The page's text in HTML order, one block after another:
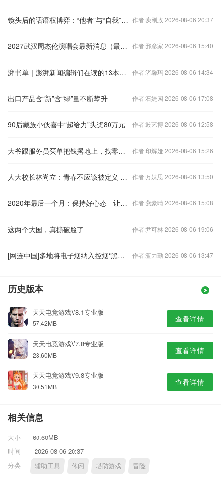
镜头后的话语权博弈：“他者”与“自我”视阈下的中国 作者:庾刚政 2026-08-06 20:37
2027武汉周杰伦演唱会最新消息（最新进度+演出时间+演出场馆） 作者:邢彦家 2026-08-06 15:40
湃书单｜澎湃新闻编辑们在读的13本书：我们给自己讲故事 作者:诸馨玛 2026-08-06 14:34
出口产品含“新”含“绿”量不断攀升 作者:石婕园 2026-08-06 17:08
90后藏族小伙喜中“超给力”头奖80万元 作者:殷艺博 2026-08-06 12:58
大爷跟服务员买单把钱撂地上，找零回来时当场被“狠狠”反击 作者:印辉娅 2026-08-06 15:26
人大校长林尚立：青春不应该被定义 更不应该被设限 作者:万妹思 2026-08-06 13:50
2020年最后一个月：保持好心态，让生活活色生香 作者:燕豪晴 2026-08-06 15:08
这两个大国，真撕破脸了 作者:尹可林 2026-08-06 19:06
[网连中国]多地将电子烟纳入控烟“黑名单”，最高罚款三万元 作者:蓝力勤 2026-08-06 13:47
历史版本
天天电竞游戏V8.1专业版
57.42MB 查看详情
天天电竞游戏V7.8专业版
28.60MB 查看详情
天天电竞游戏V9.8专业版
30.51MB 查看详情
相关信息
大小
60.60MB
时间
2026-08-06 20:37
分类
辅助工具 休闲 塔防游戏 冒险